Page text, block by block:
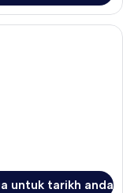
| Ruang tamu | 20 inci
untuk tarikh anda